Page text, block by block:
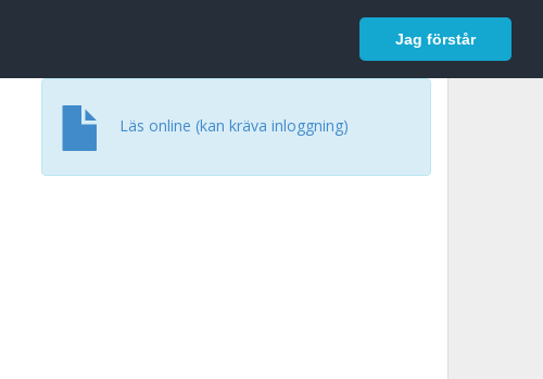
Jag förstår
Logga in
Läs online (kan kräva inloggning)